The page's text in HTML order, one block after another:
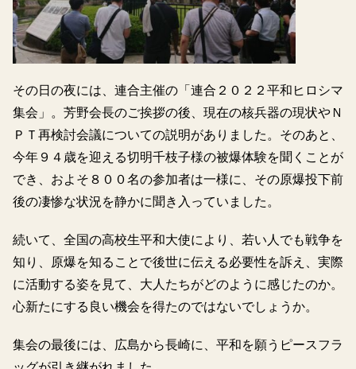
その日の夜には、連合主催の「連合２０２２平和ヒロシマ
集会」。芳野会長のご挨拶の後、現在の核兵器の現状やＮ
ＰＴ再検討会議についての説明がありました。そのあと、
今年９４歳を迎える切明千枝子様の被爆体験を聞くことが
でき、およそ８００名の参加者は一様に、その原爆投下前
後の凄惨な状況を静かに聞き入っていました。
続いて、全国の高校生平和大使により、若い人でも戦争を
知り、原爆を知ることで後世に伝える必要性を訴え、実際
に活動する姿を見て、大人たちがどのように感じたのか。
心新たにする良い機会を得たのではないでしょうか。
集会の最後には、広島から長崎に、平和を願うピースフラ